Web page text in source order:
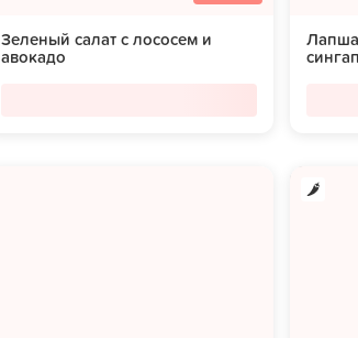
Зеленый салат с лососем и
авокадо
Лапша